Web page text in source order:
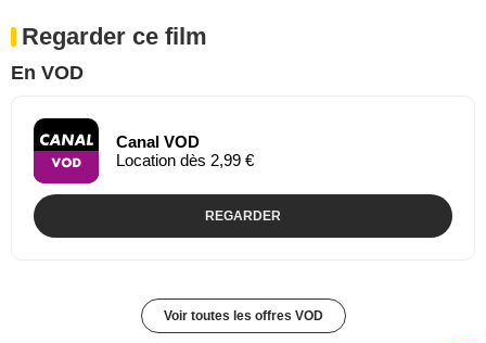
Regarder ce film
En VOD
Canal VOD
Location dès 2,99 €
REGARDER
Voir toutes les offres VOD